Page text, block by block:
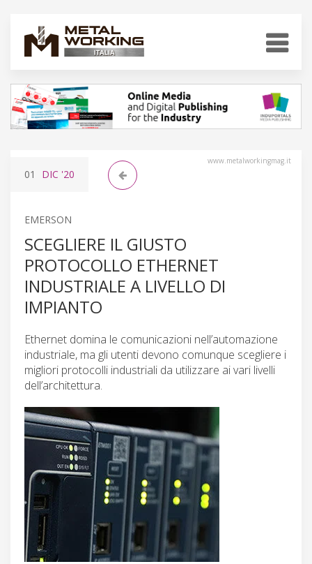
www.metalworkingmag.it
01 DIC '20
EMERSON
SCEGLIERE IL GIUSTO
PROTOCOLLO ETHERNET
INDUSTRIALE A LIVELLO DI
IMPIANTO
Ethernet domina le comunicazioni nell’automazione
industriale, ma gli utenti devono comunque scegliere i
migliori protocolli industriali da utilizzare ai vari livelli
dell’architettura.